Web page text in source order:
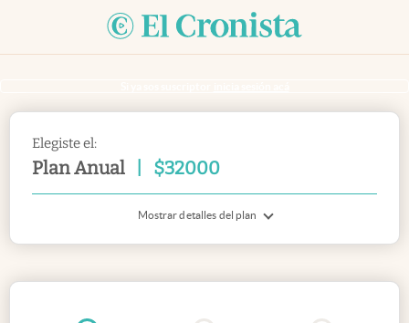
Elegiste el:
Plan Anual $32000
Mostrar detalles del plan